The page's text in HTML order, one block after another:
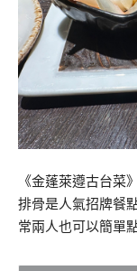
《金蓬萊遵古台菜
排骨是人氣招牌餐
常兩人也可以簡單